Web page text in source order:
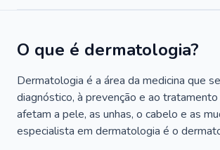
O que é dermatologia?
Dermatologia é a área da medicina que
diagnóstico, à prevenção e ao
afetam a pele, as unhas, o cabelo e as
especialista em dermatologia é o